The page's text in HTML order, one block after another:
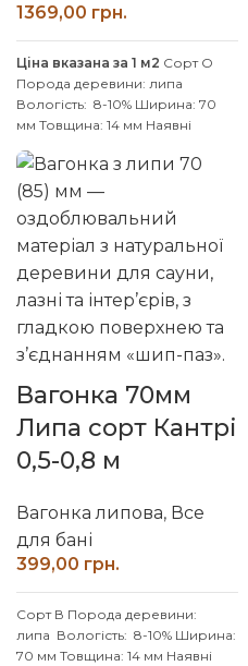
грн.
Ціна вказана за 1 м2 Сорт О
Порода деревини: липа
Вологість: 8-10% Ширина: 70
мм Товщина: 14 мм Наявні
2300, 2400, 2500 мм
Індивідуальні розміри
погоджуйте із менеджером
Вагонка 70мм
Липа сорт Кантрі
0,5-0,8 м
Вагонка липова, Все
для бані
грн.
Сорт В Порода деревини:
липа Вологість: 8-10% Ширина:
70 мм Товщина: 14 мм Наявні